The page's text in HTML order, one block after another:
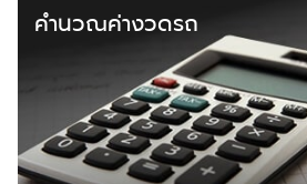
คำนวณค่างวดรถ